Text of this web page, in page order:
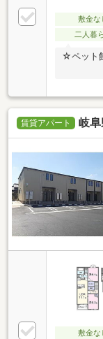
敷金な
二人暮
☆ペット
賃貸アパート 岐
敷金な